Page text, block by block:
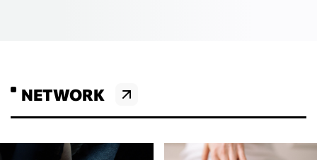
NETWORK